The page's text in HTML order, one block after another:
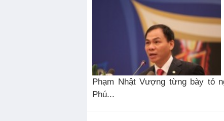
Phạm Nhật Vượng từng bày tỏ
Phú...